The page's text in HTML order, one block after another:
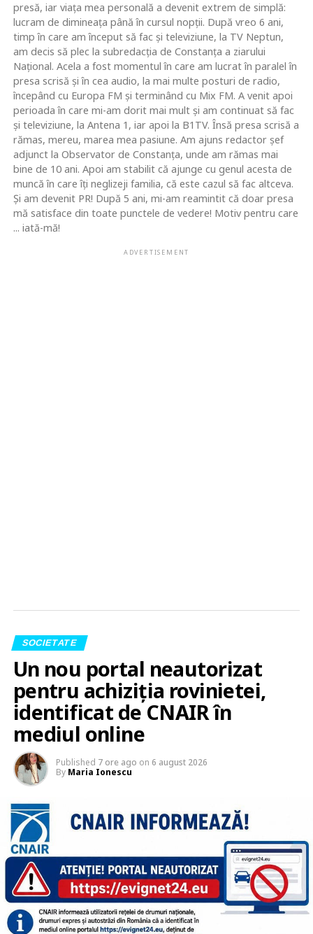
presă, iar viaţa mea personală a devenit extrem de simplă:
lucram de dimineaţa până în cursul nopţii. După vreo 6 ani,
timp în care am început să fac şi televiziune, la TV Neptun,
am decis să plec la subredacţia de Constanţa a ziarului
Naţional. Acela a fost momentul în care am lucrat în paralel în
presa scrisă şi în cea audio, la mai multe posturi de radio,
începând cu Europa FM şi terminând cu Mix FM. A venit apoi
perioada în care mi-am dorit mai mult şi am continuat să fac
şi televiziune, la Antena 1, iar apoi la B1TV. Însă presa scrisă a
rămas, mereu, marea mea pasiune. Am ajuns redactor şef
adjunct la Observator de Constanţa, unde am rămas mai
bine de 10 ani. Apoi am stabilit că ajunge cu genul acesta de
muncă în care îţi neglizeji familia, că este cazul să fac altceva.
Şi am devenit PR! După 5 ani, mi-am reamintit că doar presa
mă satisface din toate punctele de vedere! Motiv pentru care
... iată-mă!
ADVERTISEMENT
SOCIETATE
Un nou portal neautorizat
pentru achiziția rovinietei,
identificat de CNAIR în
mediul online
Published 7 ore ago on 6 august 2026
By Maria Ionescu